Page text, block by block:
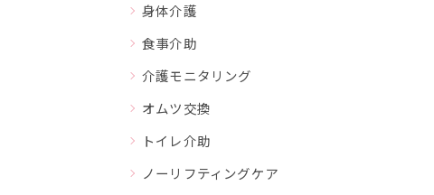
身体介護
食事介助
介護モニタリング
オムツ交換
トイレ介助
ノーリフティングケア